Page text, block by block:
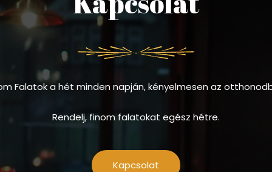
Falatok a hét minden napján, kényelmesen az
Rendelj, finom falatokat egész hétre.
Kapcsolat